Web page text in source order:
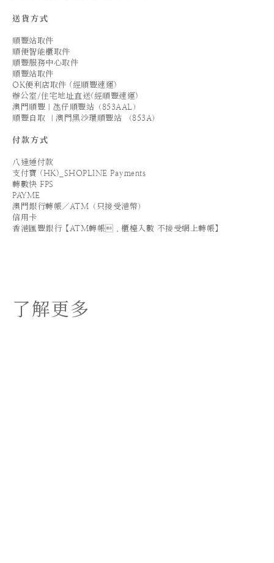
送貨方式
順豐站取件
順便智能櫃取件
順豐服務中心取件
順豐站取件
OK便利店取件 (經順豐速運)
辦公室/住宅地址直送(經順豐速運)
澳門順豐｜氹仔順豐站（853AAL）
順豐自取 ｜澳門黑沙環順豐站 （853A）
付款方式
八達通付款
支付寶 (HK)_SHOPLINE Payments
轉數快 FPS
PAYME
澳門銀行轉帳／ATM（只接受港幣）
信用卡
香港匯豐銀行【ATM轉帳．櫃檯入數 不接受網上轉帳】
了解更多